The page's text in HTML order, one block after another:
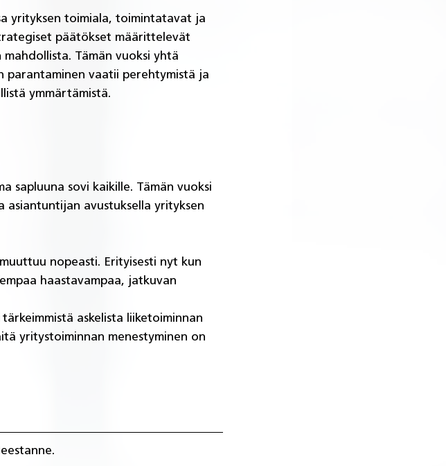
yrityksen toimiala, toimintatavat ja
päätökset määrittelevät
Tämän vuoksi yhtä
parantaminen vaatii perehtymistä ja
ymmärtämistä.
sapluuna sovi kaikille. Tämän vuoksi
asiantuntijan avustuksella yrityksen
nopeasti. Erityisesti nyt kun
haastavampaa, jatkuvan
askelista liiketoiminnan
yritystoiminnan menestyminen on